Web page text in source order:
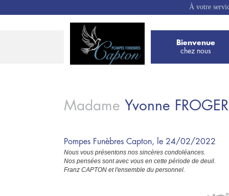
À votre
Bienvenue
chez nous
Madame Yvonne FROGER
Pompes Funèbres Capton, le 24/02/2022
Nous vous présentons nos sincères condoléances.
Nos pensées sont avec vous en cette période de deuil.
Franz CAPTON et l'ensemble du personnel.